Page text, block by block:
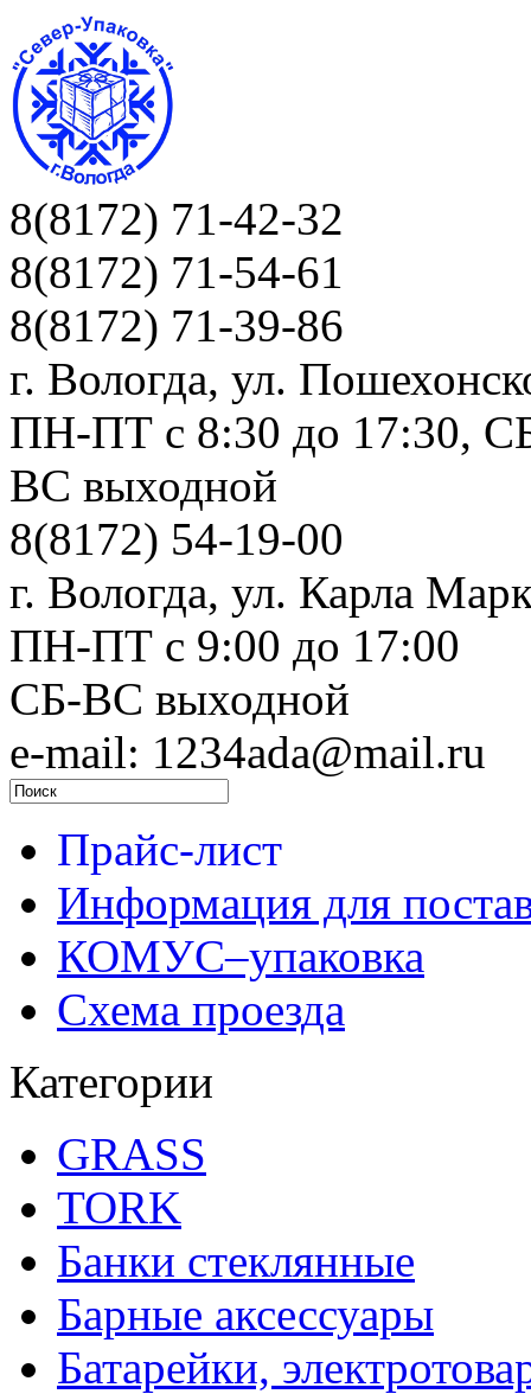
8(8172) 71-42-32
8(8172) 71-54-61
8(8172) 71-39-86
г. Вологда, ул.
ПН-ПТ c 8:30 до 17:30,
ВС выходной
8(8172) 54-19-00
г. Вологда, ул. Карла
ПН-ПТ c 9:00 до 17:00
СБ-ВС выходной
e-mail: 1234ada@mail.ru
Прайс-лист
Информация для
КОМУС–упаковка
Схема проезда
Категории
GRASS
TORK
Банки стеклянные
Барные аксессуары
Батарейки,